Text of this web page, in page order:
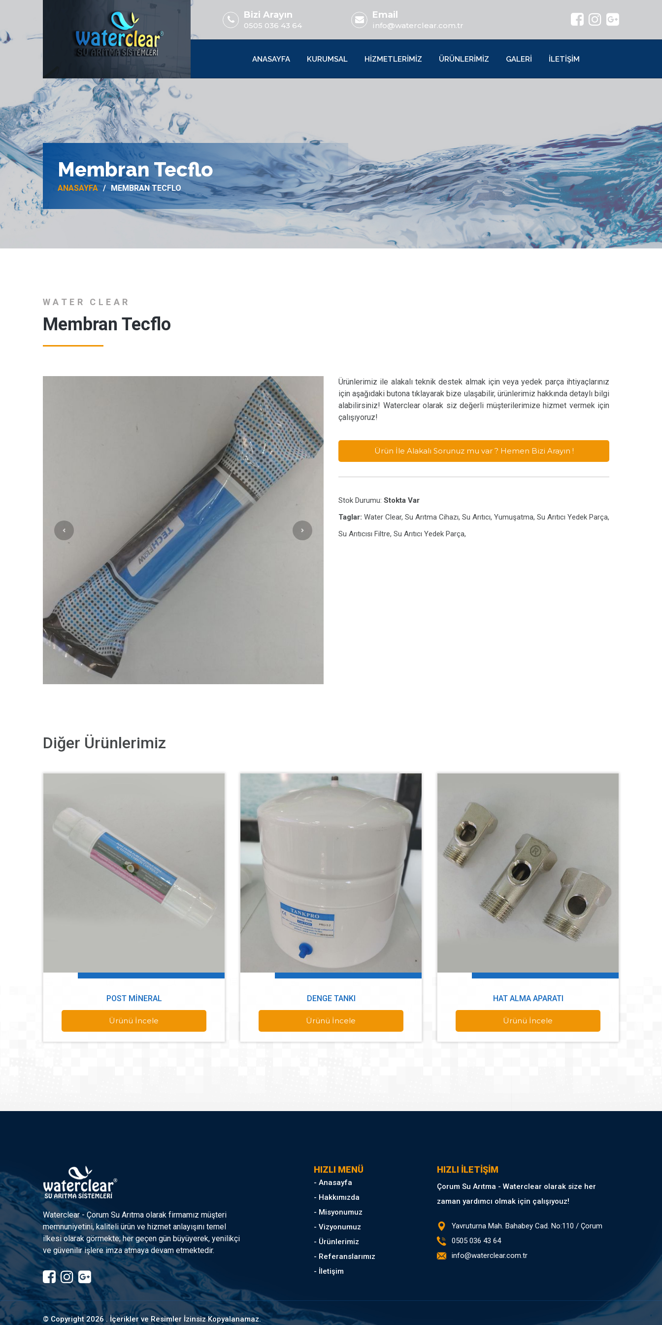
Bizi Arayın
0505 036 43 64
Email
info@waterclear.com.tr
ANASAYFA KURUMSAL HİZMETLERİMİZ ÜRÜNLERİMİZ GALERİ İLETİŞİM
Membran Tecflo
ANASAYFA MEMBRAN TECFLO
WATER CLEAR
Membran Tecflo
Ürünlerimiz ile alakalı teknik destek almak için veya yedek parça ihtiyaçlarınız
için aşağıdaki butona tıklayarak bize ulaşabilir, ürünlerimiz hakkında detaylı bilgi
alabilirsiniz! Waterclear olarak siz değerli müşterilerimize hizmet vermek için
çalışıyoruz!
Ürün İle Alakalı Sorunuz mu var ? Hemen Bizi Arayın !
Stok Durumu: Stokta Var
Taglar: Water Clear, Su Arıtma Cihazı, Su Arıtıcı, Yumuşatma, Su Arıtıcı Yedek Parça,
Su Arıtıcısı Filtre, Su Arıtıcı Yedek Parça,
Diğer Ürünlerimiz
POST MINERAL
Ürünü İncele
DENGE TANKI
Ürünü İncele
HAT ALMA APARATI
Ürünü İncele
Waterclear - Çorum Su Arıtma olarak firmamız müşteri
memnuniyetini, kaliteli ürün ve hizmet anlayışını temel
ilkesi olarak görmekte; her geçen gün büyüyerek, yenilikçi
ve güvenilir işlere imza atmaya devam etmektedir.
HIZLI MENÜ
- Anasayfa
- Hakkımızda
- Misyonumuz
- Vizyonumuz
- Ürünlerimiz
- Referanslarımız
- İletişim
HIZLI İLETİŞİM
Çorum Su Arıtma - Waterclear olarak size her
zaman yardımcı olmak için çalışıyouz!
Yavruturna Mah. Bahabey Cad. No:110 / Çorum
0505 036 43 64
info@waterclear.com.tr
© Copyright2026 . İçerikler ve Resimler İzinsiz Kopyalanamaz.